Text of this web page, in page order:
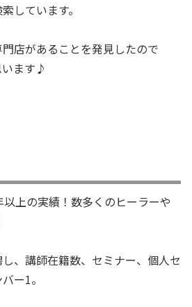
しています。
店があることを発見したので
います♪
上の実績！数多くのヒーラーや
、講師在籍数、セミナー、個人セ
ー1。